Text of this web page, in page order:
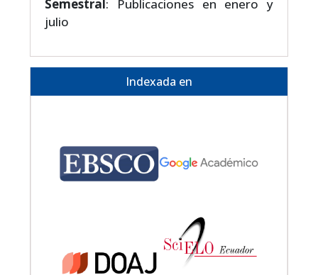
Semestral: Publicaciones en enero y
julio
Indexada en